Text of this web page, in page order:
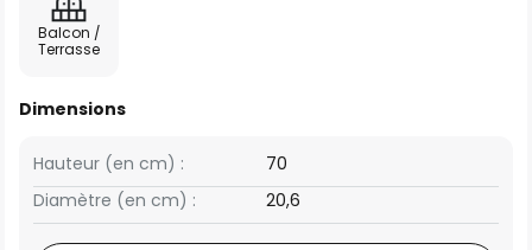
Balcon /
Terrasse
Dimensions
Hauteur (en cm) :
70
Diamètre (en cm) :
20,6